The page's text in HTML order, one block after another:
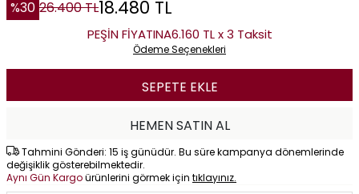
%30 26.400TL18.480 TL
PEŞİN FİYATINA6.160 TL x 3 Taksit
Ödeme Seçenekleri
SEPETE EKLE
HEMEN SATIN AL
Tahmini Gönderi: 15 iş günüdür. Bu süre kampanya dönemlerinde
değişiklik gösterebilmektedir.
Aynı Gün Kargoürünlerini görmek için tıklayınız.